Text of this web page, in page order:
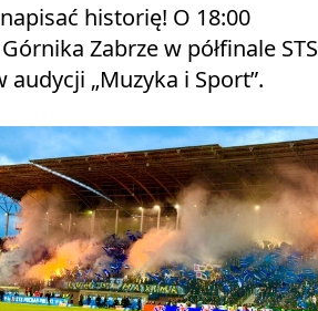
historię! O 18:00
Zabrze w półfinale STS
„Muzyka i Sport”.